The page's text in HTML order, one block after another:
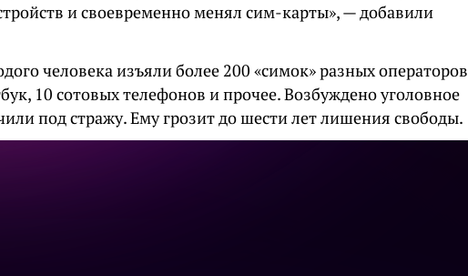
и своевременно менял сим-карты», — добавили
человека изъяли более 200 «симок» разных операторов
10 сотовых телефонов и прочее. Возбуждено уголовное
под стражу. Ему грозит до шести лет лишения свободы.